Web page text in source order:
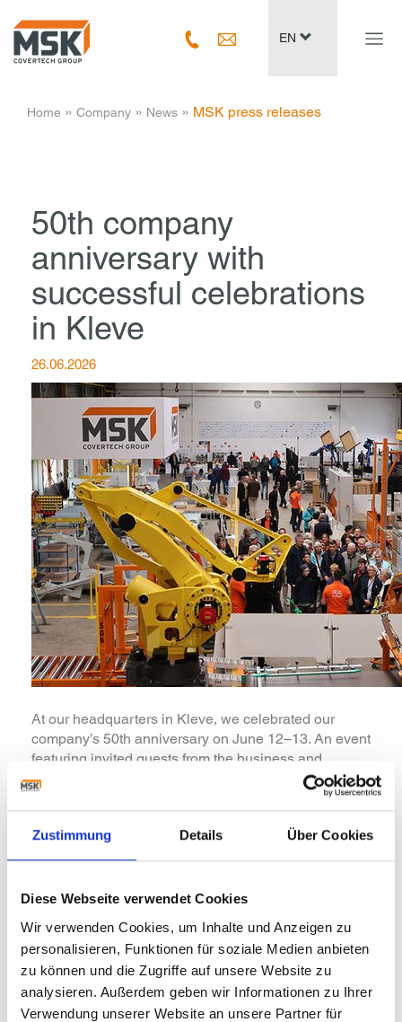
Zustimmung Details Über Cookies
Diese Webseite verwendet Cookies
Wir verwenden Cookies, um Inhalte und Anzeigen zu
personalisieren, Funktionen für soziale Medien anbieten
zu können und die Zugriffe auf unsere Website zu
analysieren. Außerdem geben wir Informationen zu Ihrer
Verwendung unserer Website an unsere Partner für
EN
Home ­ » ­ Company ­ » ­ News ­ » ­ MSK press releases
50th company
anniversary with
successful celebrations
in Kleve
26.06.2026
At our headquarters in Kleve, we celebrated our
company’s 50th anniversary on June 12–13. An event
featuring invited guests from the business and
political communities, as well as an open house for
the public, provided a successful setting for looking
history and, at the same time, looking ahead to the
future as an innovative, international mechanical
From a small craft business founded in 1975 by
Reiner Hannen in Kalkar-Wissel to one of the world’s
leading manufacturers of packaging machines and
intralogistics systems - guests and visitors were able
to experience this journey firsthand through a varied
and informative program held in Kleve.